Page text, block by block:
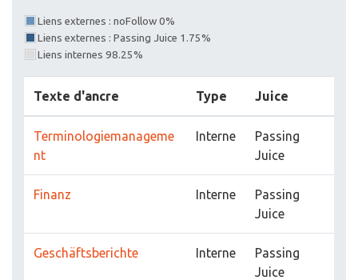
Liens externes : noFollow 0%
Liens externes : Passing Juice 1.75%
Liens internes 98.25%
Texte d'ancre Type Juice
Terminologiemanageme
nt
Interne
Passing
Juice
Finanz Interne
Passing
Juice
Geschäftsberichte Interne
Passing
Juice